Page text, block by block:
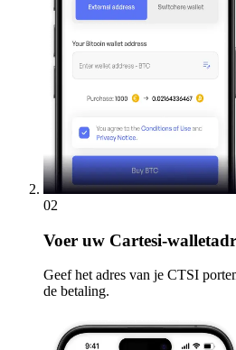
02
Voer uw Cartesi-
Geef het adres van je CTSI
de betaling.